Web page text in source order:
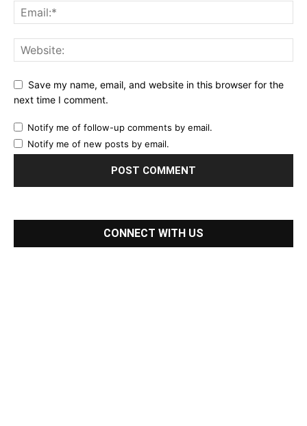
Save my name, email, and website in this browser for the
next time I comment.
Notify me of follow-up comments by email.
Notify me of new posts by email.
CONNECT WITH US